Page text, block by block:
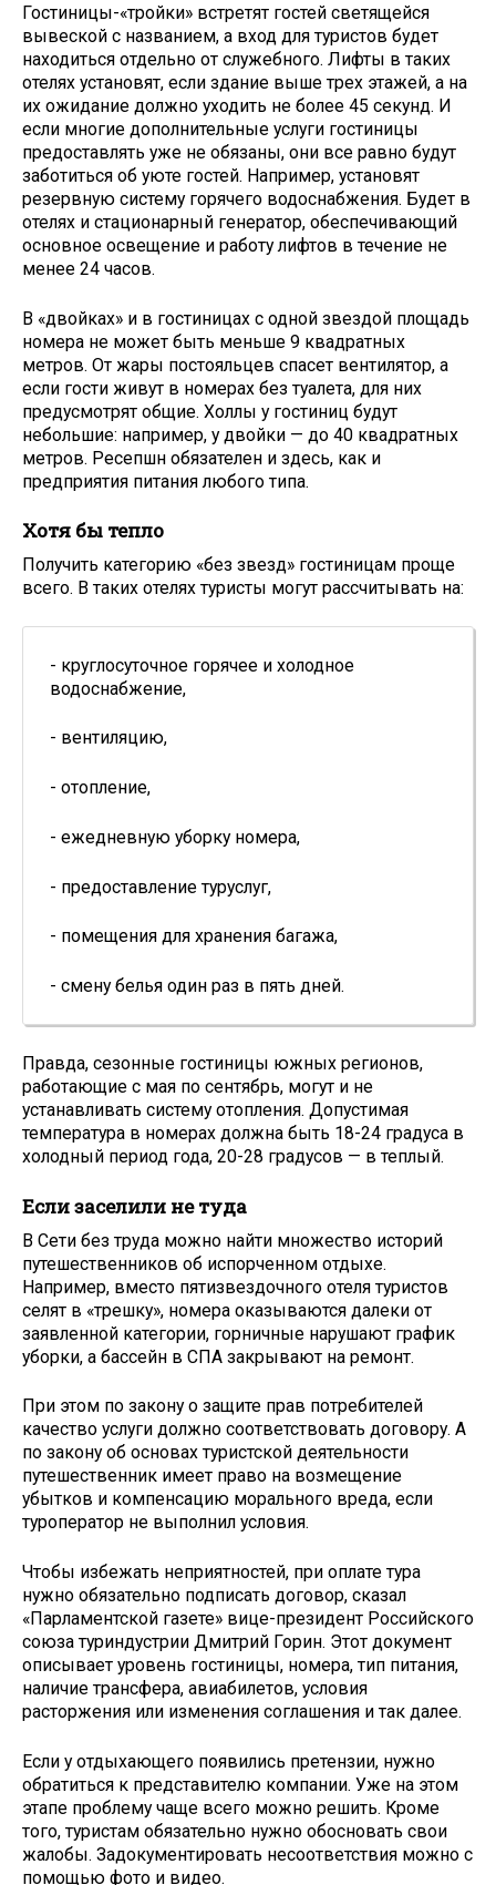
Гостиницы-«тройки» встретят гостей светящейся
вывеской с названием, а вход для туристов будет
находиться отдельно от служебного. Лифты в таких
отелях установят, если здание выше трех этажей, а на
их ожидание должно уходить не более 45 секунд. И
если многие дополнительные услуги гостиницы
предоставлять уже не обязаны, они все равно будут
заботиться об уюте гостей. Например, установят
резервную систему горячего водоснабжения. Будет в
отелях и стационарный генератор, обеспечивающий
основное освещение и работу лифтов в течение не
менее 24 часов.
В «двойках» и в гостиницах с одной звездой площадь
номера не может быть меньше 9 квадратных
метров. От жары постояльцев спасет вентилятор, а
если гости живут в номерах без туалета, для них
предусмотрят общие. Холлы у гостиниц будут
небольшие: например, у двойки — до 40 квадратных
метров. Ресепшн обязателен и здесь, как и
предприятия питания любого типа.
Хотя бы тепло
Получить категорию «без звезд» гостиницам проще
всего. В таких отелях туристы могут рассчитывать на:
- круглосуточное горячее и холодное
водоснабжение,
- вентиляцию,
- отопление,
- ежедневную уборку номера,
- предоставление туруслуг,
- помещения для хранения багажа,
- смену белья один раз в пять дней.
Правда, сезонные гостиницы южных регионов,
работающие с мая по сентябрь, могут и не
устанавливать систему отопления. Допустимая
температура в номерах должна быть 18-24 градуса в
холодный период года, 20-28 градусов — в теплый.
Если заселили не туда
В Cети без труда можно найти множество историй
путешественников об испорченном отдыхе.
Например, вместо пятизвездочного отеля туристов
селят в «трешку», номера оказываются далеки от
заявленной категории, горничные нарушают график
уборки, а бассейн в СПА закрывают на ремонт.
При этом по закону о защите прав потребителей
качество услуги должно соответствовать договору. А
по закону об основах туристской деятельности
путешественник имеет право на возмещение
убытков и компенсацию морального вреда, если
туроператор не выполнил условия.
Чтобы избежать неприятностей, при оплате тура
нужно обязательно подписать договор, сказал
«Парламентской газете» вице-президент Российского
союза туриндустрии Дмитрий Горин. Этот документ
описывает уровень гостиницы, номера, тип питания,
наличие трансфера, авиабилетов, условия
расторжения или изменения соглашения и так далее.
Если у отдыхающего появились претензии, нужно
обратиться к представителю компании. Уже на этом
этапе проблему чаще всего можно решить. Кроме
того, туристам обязательно нужно обосновать свои
жалобы. Задокументировать несоответствия можно с
помощью фото и видео.